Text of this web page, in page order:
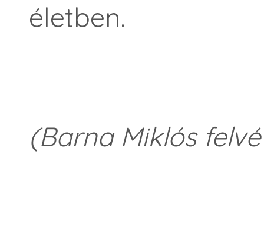
életben.
(Barna Miklós